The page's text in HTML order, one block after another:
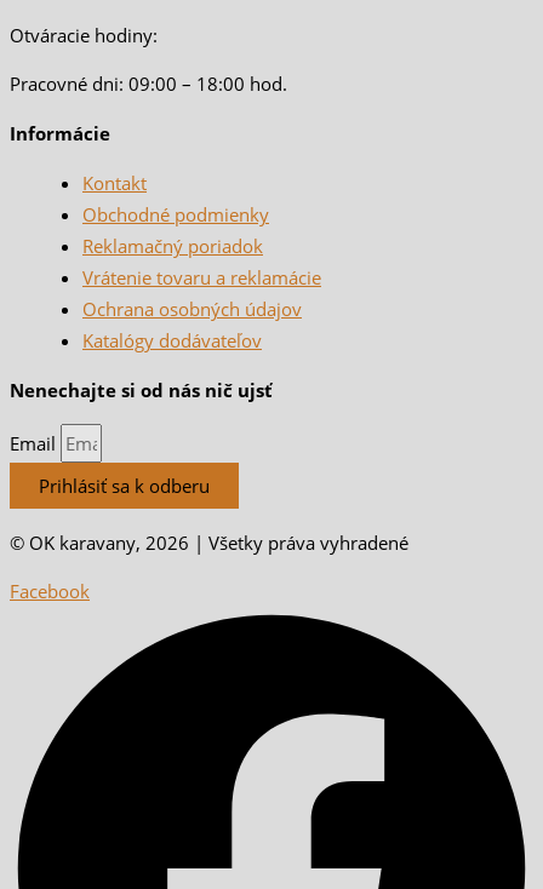
Otváracie hodiny:
Pracovné dni: 09:00 – 18:00 hod.
Informácie
Kontakt
Obchodné podmienky
Reklamačný poriadok
Vrátenie tovaru a reklamácie
Ochrana osobných údajov
Katalógy dodávateľov
Nenechajte si od nás nič ujsť
Email
Prihlásiť sa k odberu
© OK karavany, 2026 | Všetky práva vyhradené
Facebook